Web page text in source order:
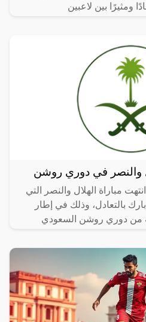
ومثيرًا بين لاعبين
والنصر في دوري روشن
مباراة الهلال والنصر التي
بالتعادل، وذلك في إطار
من دوري روشن السعودي